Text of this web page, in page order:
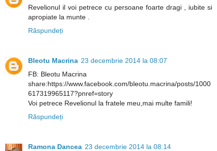
Revelionul il voi petrece cu persoane foarte dragi , iubite si
apropiate la munte .
Răspundeți
Bleotu Macrina 23 decembrie 2014 la 08:07
FB: Bleotu Macrina
share:https://www.facebook.com/bleotu.macrina/posts/1000
617319965117?pnref=story
Voi petrece Revelionul la fratele meu,mai multe famili!
Răspundeți
Ramona Dancea 23 decembrie 2014 la 08:14